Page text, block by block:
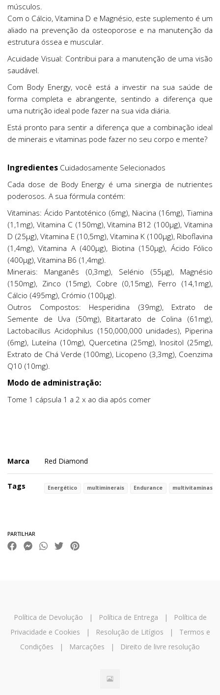
músculos.
Com o Cálcio, Vitamina D e Magnésio, este suplemento é um
aliado na prevenção da osteoporose e na manutenção da
estrutura óssea e muscular.
Acuidade Visual: Contribui para a manutenção de uma visão
saudável.
Com Body Energy, você está a investir na sua saúde de
forma completa e abrangente, sentindo a diferença que
uma nutrição ideal pode fazer na sua vida diária.
Está pronto para sentir a diferença que a combinação ideal
de minerais e vitaminas pode fazer no seu corpo e mente?
Ingredientes Cuidadosamente Selecionados
Cada dose de Body Energy é uma sinergia de nutrientes
poderosos. A sua fórmula contém:
Vitaminas: Ácido Pantoténico (6mg), Niacina (16mg), Tiamina
(1,1mg), Vitamina C (150mg), Vitamina B12 (100μg), Vitamina
D (25μg), Vitamina E (10,5mg), Vitamina K (100μg), Riboflavina
(1,4mg), Vitamina A (400μg), Biotina (150μg), Ácido Fólico
(400μg), Vitamina B6 (1,4mg).
Minerais: Manganês (0,3mg), Selénio (55μg), Magnésio
(150mg), Zinco (15mg), Cobre (0,15mg), Ferro (14,1mg),
Cálcio (495mg), Crómio (100μg).
Outros Compostos: Hesperidina (39mg), Extrato de
Semente de Uva (50mg), Bitartarato de Colina (61mg),
Lactobacillus Acidophilus (150,000,000 unidades), Piperina
(6mg), Luteína (10mg), Quercetina (25mg), Inositol (25mg),
Extrato de Chá Verde (100mg), Licopeno (3,3mg), Coenzima
Q10 (10mg).
Modo de administração:
Tome 1 cápsula 1 a 2 x ao dia após comer
Marca Red Diamond
Tags Energético multiminerais Endurance multivitaminas
PARTILHAR
Política de Devolução | Política de Entrega |
Política de
Privacidade e Cookies | Resolução de Litígios | Termos e
Condições | Marcações | Direito de livre resolução